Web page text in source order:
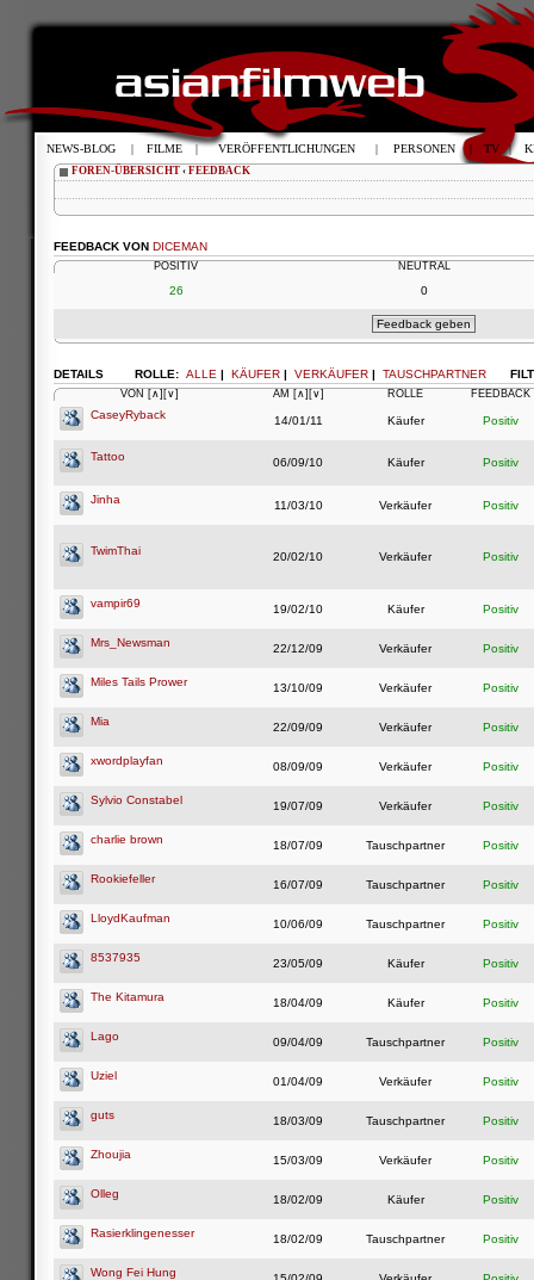
FOREN-ÜBERSICHT ‹ FEEDBACK
FEEDBACK VON DICEMAN
POSITIV NEUTRAL
26 0
ROLLE: ALLE | KÄUFER | VERKÄUFER | TAUSCHPARTNER
DETAILS
VON [∧] [∨] AM [∧] [∨] ROLLE FEEDBACK
CaseyRyback 14/01/11 Käufer Positiv
Tattoo 06/09/10 Käufer Positiv
Jinha 11/03/10 Verkäufer Positiv
TwimThai 20/02/10 Verkäufer Positiv
vampir69 19/02/10 Käufer Positiv
Mrs_Newsman 22/12/09 Verkäufer Positiv
Miles Tails Prower 13/10/09 Verkäufer Positiv
Mia 22/09/09 Verkäufer Positiv
xwordplayfan 08/09/09 Verkäufer Positiv
Sylvio Constabel 19/07/09 Verkäufer Positiv
charlie brown 18/07/09 Tauschpartner Positiv
Rookiefeller 16/07/09 Tauschpartner Positiv
LloydKaufman 10/06/09 Tauschpartner Positiv
8537935 23/05/09 Käufer Positiv
The Kitamura 18/04/09 Käufer Positiv
Lago 09/04/09 Tauschpartner Positiv
Uziel 01/04/09 Verkäufer Positiv
guts 18/03/09 Tauschpartner Positiv
Zhoujia 15/03/09 Verkäufer Positiv
Olleg 18/02/09 Käufer Positiv
Rasierklingenesser 18/02/09 Tauschpartner Positiv
Wong Fei Hung
NEWS-BLOG | FILME | VERÖFFENTLICHUNGEN | PERSONEN | TV |